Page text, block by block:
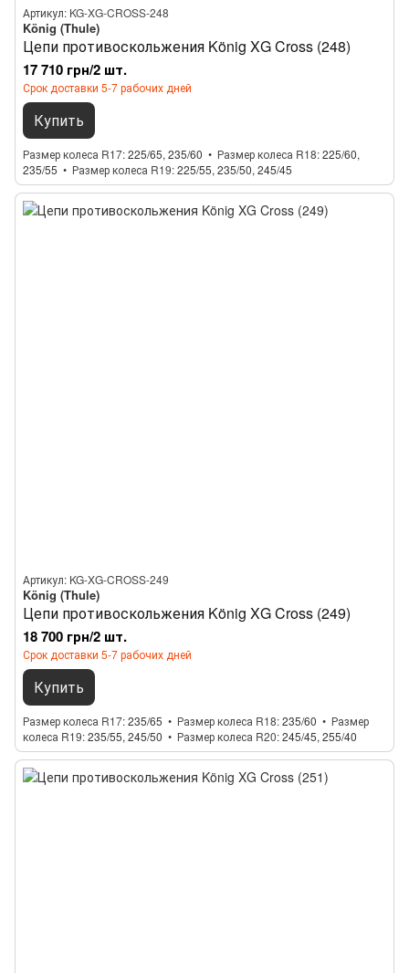
Артикул: KG-XG-CROSS-248
König (Thule)
Цепи противоскольжения König XG Cross (248)
17 710 грн/2 шт.
Срок доставки 5-7 рабочих дней
Купить
Размер колеса R17 225/65, 235/60 Размер колеса R18 225/60,
235/55
Размер колеса R19 225/55, 235/50, 245/45
Артикул: KG-XG-CROSS-249
König (Thule)
Цепи противоскольжения König XG Cross (249)
18 700 грн/2 шт.
Срок доставки 5-7 рабочих дней
Купить
Размер колеса R17 235/65 Размер колеса R18 235/60
Размер
колеса R19 235/55, 245/50 Размер колеса R20 245/45, 255/40